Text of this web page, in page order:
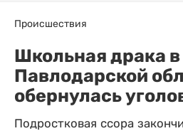
Происшествия
Школьная драка в
Павлодарской
обернулась
Подростковая ссора